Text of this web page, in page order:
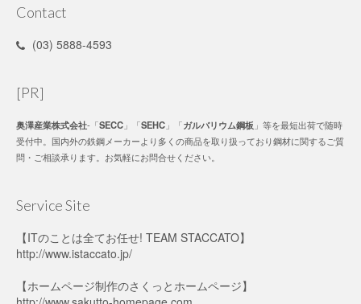
Contact
(03) 5888-4593
[PR]
奥澤産業株式会社-「SECC 」「SEHC 」「ガルバリウム鋼板 」等を最短出荷で随時
受付中。国内外の鉄鋼メーカーより多くの商品を取り扱っており鋼材に関するご質
問・ご相談承ります。お気軽にお問合せください。
Service Site
【ITのことは全てお任せ! TEAM STACCATO】
http://www.istaccato.jp/
【ホームページ制作のさくっとホームページ】